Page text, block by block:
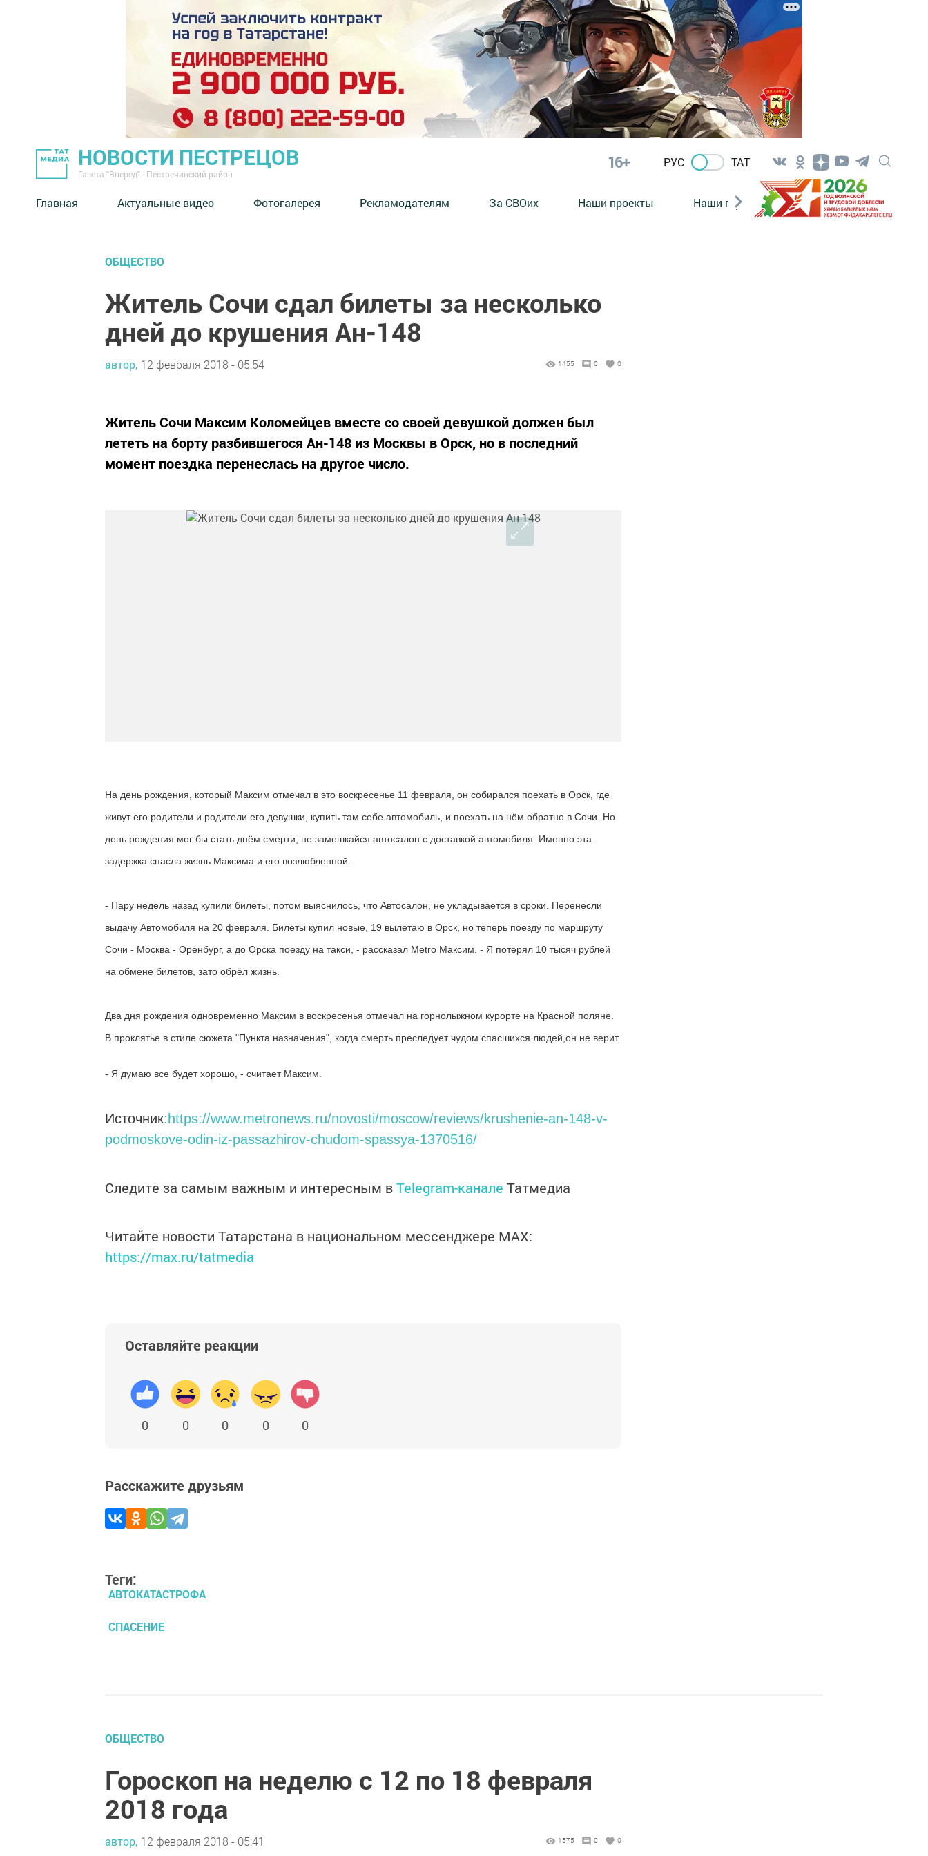
НОВОСТИ ПЕСТРЕЦОВ
Газета "Вперед" - Пестречинский район
16+ РУС ТАТ
Главная Актуальные видео Фотогалерея Рекламодателям За СВОих Наши проекты Наши герои Нормативно-правовые
ОБЩЕСТВО
Житель Сочи сдал билеты за несколько
дней до крушения Ан-148
автор, 12 февраля 2018 - 05:54 1455 0 0
Житель Сочи Максим Коломейцев вместе со своей девушкой должен был
лететь на борту разбившегося Ан-148 из Москвы в Орск, но в последний
момент поездка перенеслась на другое число.
На день рождения, который Максим отмечал в это воскресенье 11 февраля, он собирался поехать в Орск, где
живут его родители и родители его девушки, купить там себе автомобиль, и поехать на нём обратно в Сочи. Но
день рождения мог бы стать днём смерти, не замешкайся автосалон с доставкой автомобиля. Именно эта
задержка спасла жизнь Максима и его возлюбленной.
- Пару недель назад купили билеты, потом выяснилось, что Автосалон, не укладывается в сроки. Перенесли
выдачу Автомобиля на 20 февраля. Билеты купил новые, 19 вылетаю в Орск, но теперь поезду по маршруту
Сочи - Москва - Оренбург, а до Орска поезду на такси, - рассказал Metro Максим. - Я потерял 10 тысяч рублей
на обмене билетов, зато обрёл жизнь.
Два дня рождения одновременно Максим в воскресенья отмечал на горнолыжном курорте на Красной поляне.
В проклятье в стиле сюжета "Пункта назначения", когда смерть преследует чудом спасшихся людей,он не верит.
- Я думаю все будет хорошо, - считает Максим.
Источник:https://www.metronews.ru/novosti/moscow/reviews/krushenie-an-148-v-
podmoskove-odin-iz-passazhirov-chudom-spassya-1370516/
Следите за самым важным и интересным вTelegram-канале Татмедиа
Читайте новости Татарстана в национальном мессенджере MАХ:
https://max.ru/tatmedia
Оставляйте реакции
0 0 0 0 0
Расскажите друзьям
Теги:
АВТОКАТАСТРОФА
СПАСЕНИЕ
ОБЩЕСТВО
Гороскоп на неделю с 12 по 18 февраля
2018 года
автор, 12 февраля 2018 - 05:41 1575 0 0